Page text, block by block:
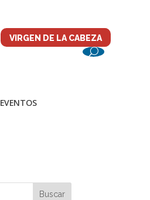
VIRGEN DE LA CABEZA
EVENTOS
Buscar